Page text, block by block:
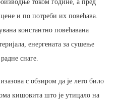
током године, а пред
и по потреби их повећава.
константно повећавана
енергената за сушење
снаге.
с обзиром да је лето било
кишовита што је утицало на